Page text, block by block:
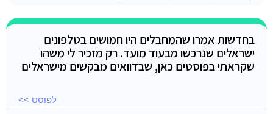
בחדשות אמרו שהמחבלים היו חמושים בטלפונים
ישראלים שנרכשו מבעוד מועד. רק מזכיר לי משהו
שקראתי בפוסטים כאן, שבדוואים מבקשים מישראלים
לפוסט >>